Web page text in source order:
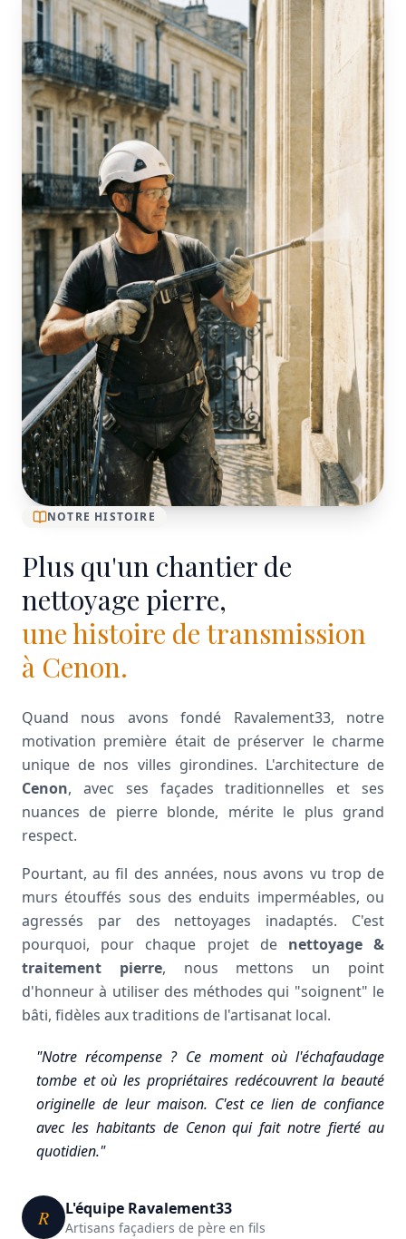
NOTRE HISTOIRE
Plus qu'un chantier de
nettoyage pierre,
une histoire de transmission
à Cenon.
Quand nous avons fondé Ravalement33, notre
motivation première était de préserver le charme
unique de nos villes girondines. L'architecture de
Cenon, avec ses façades traditionnelles et ses
nuances de pierre blonde, mérite le plus grand
respect.
Pourtant, au fil des années, nous avons vu trop de
murs étouffés sous des enduits imperméables, ou
agressés par des nettoyages inadaptés. C'est
pourquoi, pour chaque projet de nettoyage &
traitement pierre, nous mettons un point
d'honneur à utiliser des méthodes qui "soignent" le
bâti, fidèles aux traditions de l'artisanat local.
"Notre récompense ? Ce moment où l'échafaudage
tombe et où les propriétaires redécouvrent la beauté
originelle de leur maison. C'est ce lien de confiance
avec les habitants de Cenon qui fait notre fierté au
quotidien."
R L'équipe Ravalement33
Artisans façadiers de père en fils